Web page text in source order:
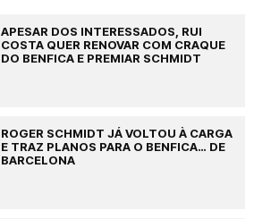
APESAR DOS INTERESSADOS, RUI
COSTA QUER RENOVAR COM CRAQUE
DO BENFICA E PREMIAR SCHMIDT
ROGER SCHMIDT JÁ VOLTOU À CARGA
E TRAZ PLANOS PARA O BENFICA… DE
BARCELONA